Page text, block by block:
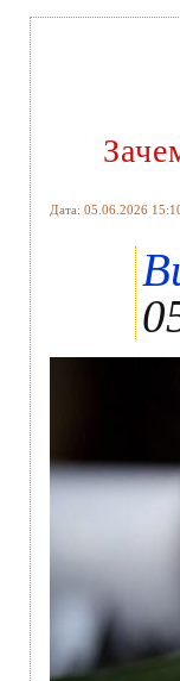
Дата: 05.06.2026